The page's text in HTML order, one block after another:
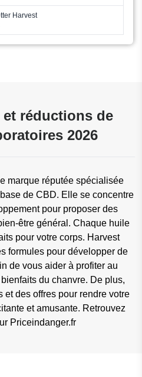
Harvest
réductions de
2026
marque réputée spécialisée
de CBD. Elle se concentre
pour proposer des
être général. Chaque huile
pour votre corps. Harvest
formules pour développer de
de vous aider à profiter au
du chanvre. De plus,
des offres pour rendre votre
et amusante. Retrouvez
Priceindanger.fr